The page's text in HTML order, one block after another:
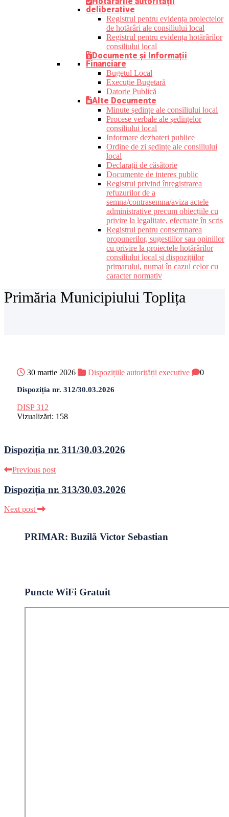
deliberative
Registrul pentru evidența proiectelor
de hotărâri ale consiliului local
Registrul pentru evidența hotărârilor
consiliului local
Documente și Informații
Financiare
Bugetul Local
Execuție Bugetară
Datorie Publică
Alte Documente
Minute ședințe ale consiliului local
Procese verbale ale ședințelor
consiliului local
Informare dezbateri publice
Ordine de zi ședințe ale consiliului
local
Declarații de căsătorie
Documente de interes public
Registrul privind înregistrarea
refuzurilor de a
semna/contrasemna/aviza actele
administrative precum obiecțiile cu
privire la legalitate, efectuate în scris
Registrul pentru consemnarea
propunerilor, sugestiilor sau opiniilor
cu privire la proiectele hotărârilor
consiliului local și dispozițiilor
primarului, numai în cazul celor cu
caracter normativ
Primăria Municipiului Toplița
30 martie 2026 Dispozițiile autorității executive 0
Dispoziția nr. 312/30.03.2026
DISP 312
Vizualizări: 158
Dispoziția nr. 311/30.03.2026
Previous post
Dispoziția nr. 313/30.03.2026
Next post
PRIMAR: Buzilă Victor Sebastian
Puncte WiFi Gratuit